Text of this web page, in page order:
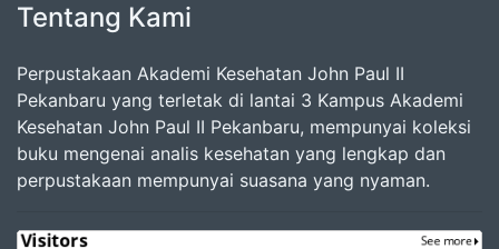
Tentang Kami
Perpustakaan Akademi Kesehatan John Paul II
Pekanbaru yang terletak di lantai 3 Kampus Akademi
Kesehatan John Paul II Pekanbaru, mempunyai koleksi
buku mengenai analis kesehatan yang lengkap dan
perpustakaan mempunyai suasana yang nyaman.